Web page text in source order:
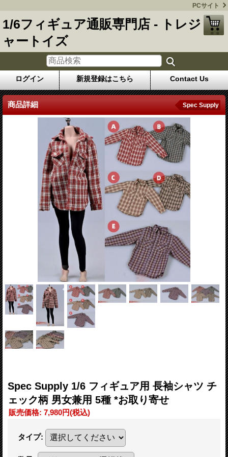
PCサイト
1/6フィギュア通販専門店 - トレジ
ャートイズ
ログイン 新規登録はこちら Contact Us
商品詳細 Spec Supply
Spec Supply 1/6 フィギュア用 長袖シャツ チ
ェック柄 男女兼用 5種 *お取り寄せ
販売価格: 7,980円(税込)
タイプ: